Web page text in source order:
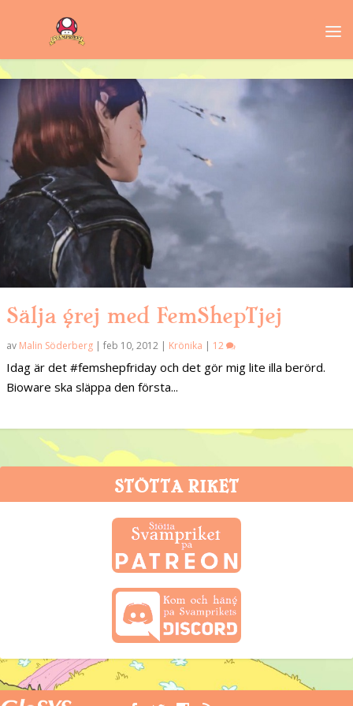
Sälja grej med FemShepTjej
av Malin Söderberg | feb 10, 2012 | Krönika | 12
Idag är det #femshepfriday och det gör mig lite illa berörd.
Bioware ska släppa den första...
STÖTTA RIKET